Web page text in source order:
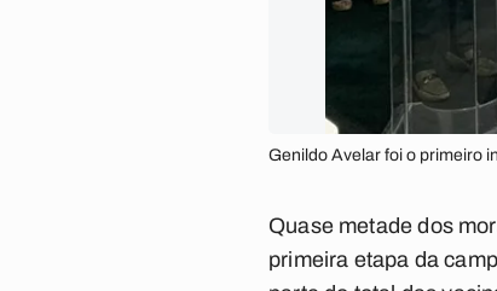
Genildo Avelar foi o primeiro
Quase metade dos
primeira etapa da